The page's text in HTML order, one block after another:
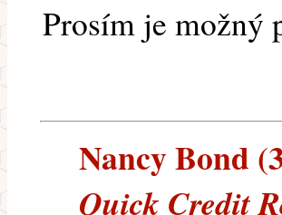
Prosím je možný
Nancy Bond
Quick Credit